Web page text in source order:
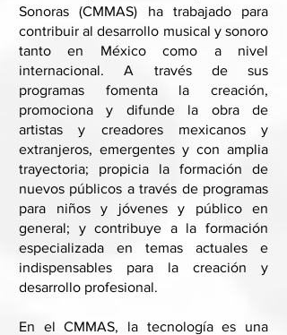
Sonoras (CMMAS) ha trabajado para
contribuir al desarrollo musical y sonoro
tanto en México como a nivel
internacional. A través de sus
programas fomenta la creación,
promociona y difunde la obra de
artistas y creadores mexicanos y
extranjeros, emergentes y con amplia
trayectoria; propicia la formación de
nuevos públicos a través de programas
para niños y jóvenes y público en
general; y contribuye a la formación
especializada en temas actuales e
indispensables para la creación y
desarrollo profesional.
En el CMMAS, la tecnología es una